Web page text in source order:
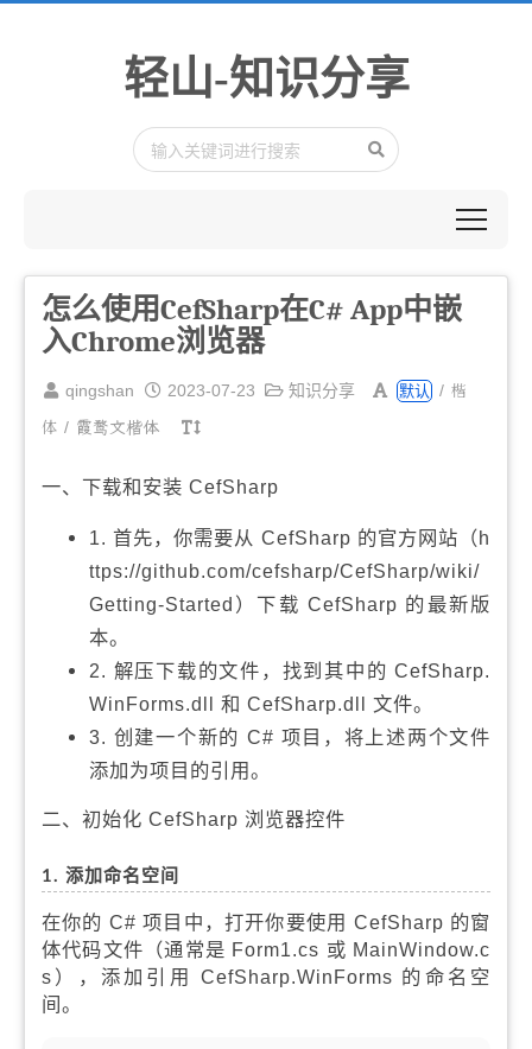
轻山-知识分享
怎么使用CefSharp在C# App中嵌
入Chrome浏览器
qingshan 2023-07-23 知识分享 默认 / 楷
体 / 霞鹜文楷体
一、下载和安装 CefSharp
1. 首先，你需要从 CefSharp 的官方网站（h
ttps://github.com/cefsharp/CefSharp/wiki/
Getting-Started）下载 CefSharp 的最新版
本。
2. 解压下载的文件，找到其中的 CefSharp.
WinForms.dll 和 CefSharp.dll 文件。
3. 创建一个新的 C# 项目，将上述两个文件
添加为项目的引用。
二、初始化 CefSharp 浏览器控件
1. 添加命名空间
在你的 C# 项目中，打开你要使用 CefSharp 的窗
体代码文件（通常是 Form1.cs 或 MainWindow.c
s），添加引用 CefSharp.WinForms 的命名空
间。